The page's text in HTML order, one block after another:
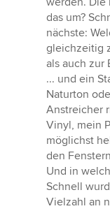
das um?
nächste:
gleichzeitig
als auch zur
... und ein
Naturton
Anstreicher
Vinyl, mein
möglichst
den
Und in
Schnell
Vielzahl an